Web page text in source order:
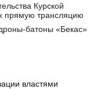
Курской
прямую трансляцию
батоны «Бекас»
властями